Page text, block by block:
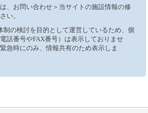
、お問い合わせ＞当サイトの施設情報の修
い。
制の検討を目的として運営しているため、個
話番号やFAX番号）は表示しておりませ
急時にのみ、情報共有のため表示しま